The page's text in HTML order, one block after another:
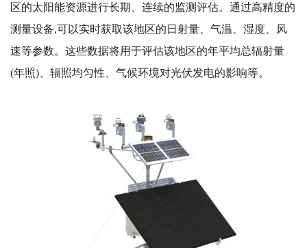
区的太阳能资源进行长期、连续的监测评估。通过高精度的
测量设备,可以实时获取该地区的日射量、气温、湿度、风
速等参数。这些数据将用于评估该地区的年平均总辐射量
(年照)、辐照均匀性、气候环境对光伏发电的影响等。